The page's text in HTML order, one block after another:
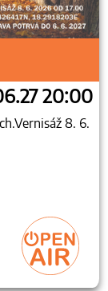
20:00
8. 6.